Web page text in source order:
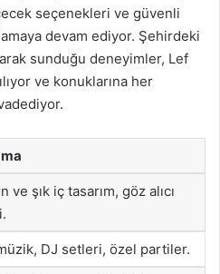
seçenekleri ve güvenli
devam ediyor. Şehirdeki
sunduğu deneyimler, Lef
ve konuklarına her
ve şık iç tasarım, göz alıcı
DJ setleri, özel partiler.